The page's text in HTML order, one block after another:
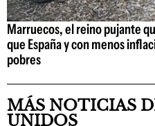
Marruecos, el reino pujante
que España y con menos
pobres
MÁS NOTICIAS
UNIDOS